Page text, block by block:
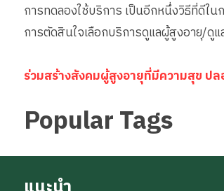
การทดลองใช้บริการ เป็นอีกหนึ่งวิธีที่ดีใ
การตัดสินใจเลือกบริการดูแลผู้สูงอายุ/
ร่วมสร้างสังคมผู้สูงอายุที่มีความสุข ป
Popular Tags